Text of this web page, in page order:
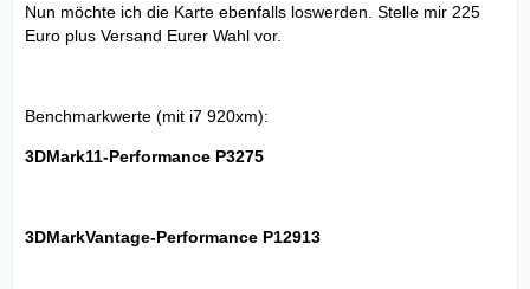
Nun möchte ich die Karte ebenfalls loswerden. Stelle mir 225
Euro plus Versand Eurer Wahl vor.
Benchmarkwerte (mit i7 920xm):
3DMark11-Performance P3275
3DMarkVantage-Performance P12913